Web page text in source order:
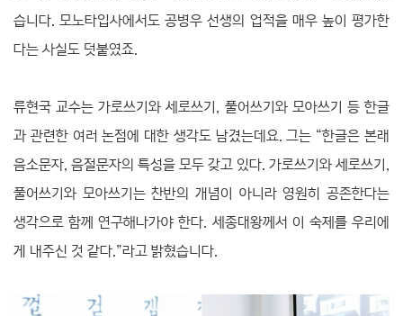
습니다. 모노타입사에서도 공병우 선생의 업적을 매우 높이 평가한
다는 사실도 덧붙였죠.
류현국 교수는 가로쓰기와 세로쓰기, 풀어쓰기와 모아쓰기 등 한글
과 관련한 여러 논점에 대한 생각도 남겼는데요. 그는 “한글은 본래
음소문자, 음절문자의 특성을 모두 갖고 있다. 가로쓰기와 세로쓰기,
풀어쓰기와 모아쓰기는 찬반의 개념이 아니라 영원히 공존한다는
생각으로 함께 연구해나가야 한다. 세종대왕께서 이 숙제를 우리에
게 내주신 것 같다.”라고 밝혔습니다.